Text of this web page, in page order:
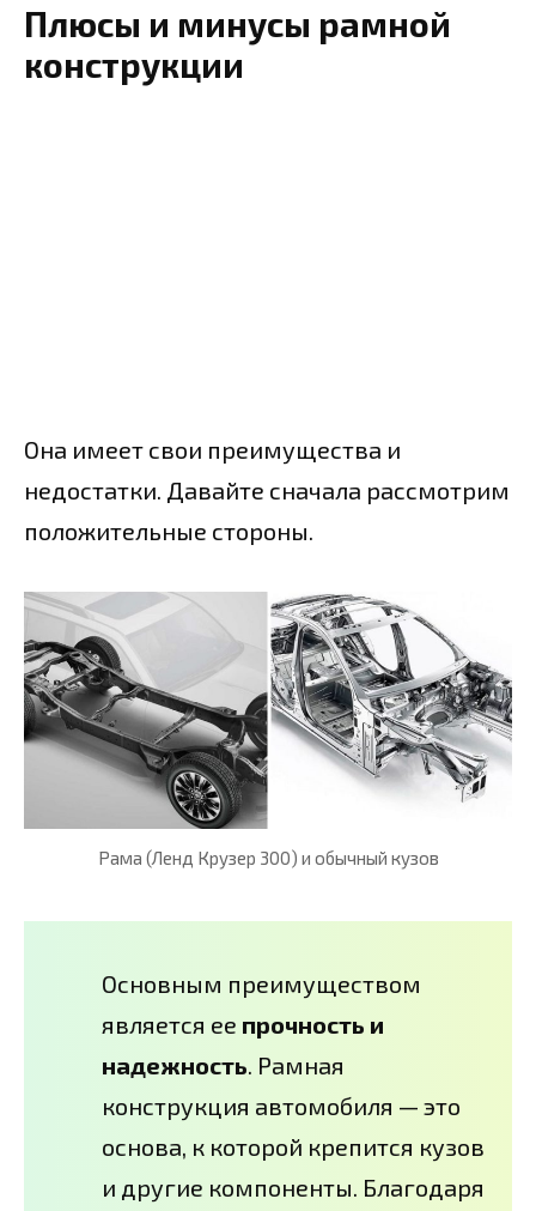
Плюсы и минусы рамной
конструкции
Она имеет свои преимущества и
недостатки. Давайте сначала рассмотрим
положительные стороны.
Рама (Ленд Крузер 300) и обычный кузов
Основным преимуществом
является ее прочность и
надежность. Рамная
конструкция автомобиля — это
основа, к которой крепится кузов
и другие компоненты. Благодаря